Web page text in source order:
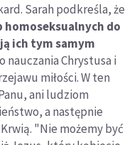
Sarah podkreśla, że
homoseksualnych do
ich tym samym
nauczania Chrystusa i
miłości. W ten
ani ludziom
a następnie
"Nie możemy być